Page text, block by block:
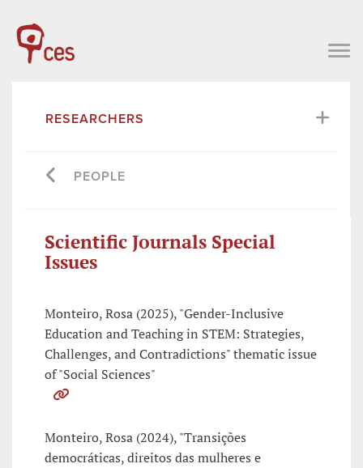
RESEARCHERS
PEOPLE
Scientific Journals Special
Issues
Monteiro, Rosa (2025), "Gender-Inclusive
Education and Teaching in STEM: Strategies,
Challenges, and Contradictions" thematic issue
of "Social Sciences"
Monteiro, Rosa (2024), "Transições
democráticas, direitos das mulheres e